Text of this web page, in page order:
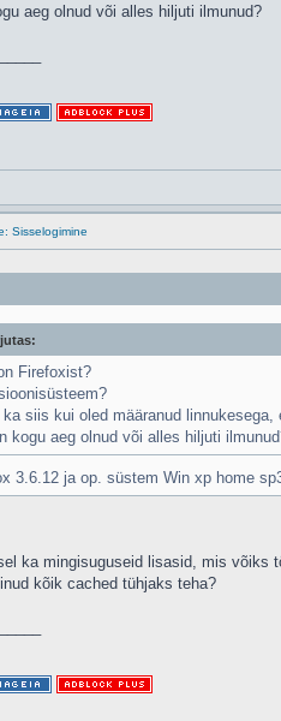
aeg olnud või alles hiljuti ilmunud?
Sisselogimine
Firefoxist?
ka siis kui oled määranud
kogu aeg olnud või alles hiljuti
3.6.12 ja op. süstem Win xp home
ka mingisuguseid lisasid, mis võiks
kõik cached tühjaks teha?